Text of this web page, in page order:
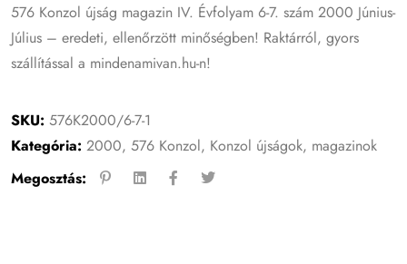
576 Konzol újság magazin IV. Évfolyam 6-7. szám 2000 Június-
Július – eredeti, ellenőrzött minőségben! Raktárról, gyors
szállítással a mindenamivan.hu-n!
SKU:576K2000/6-7-1
Kategória: 2000,576 Konzol, Konzol újságok, magazinok
Megosztás: